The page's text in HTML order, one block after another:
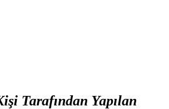
Tarafından Yapılan